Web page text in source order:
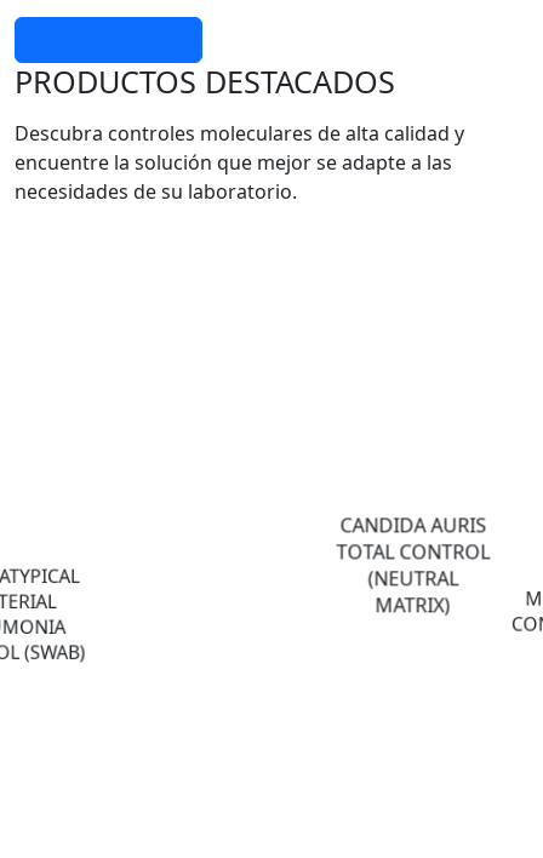
PRODUCTOS DESTACADOS
Descubra controles moleculares de alta calidad y
encuentre la solución que mejor se adapte a las
necesidades de su laboratorio.
(SWAB)
CANDIDA AURIS
TOTAL CONTROL
(NEUTRAL
MATRIX)